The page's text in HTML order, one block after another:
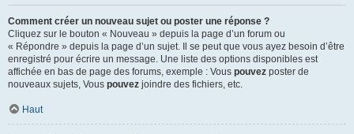
Comment créer un nouveau sujet ou poster une réponse ?
Cliquez sur le bouton « Nouveau » depuis la page d’un forum ou
« Répondre » depuis la page d’un sujet. Il se peut que vous ayez besoin d’être
enregistré pour écrire un message. Une liste des options disponibles est
affichée en bas de page des forums, exemple : Vous pouvez poster de
nouveaux sujets, Vous pouvez joindre des fichiers, etc.
Haut